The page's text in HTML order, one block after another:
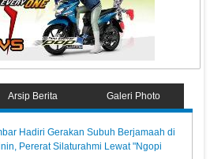
Arsip Berita Galeri Photo
Hadiri Gerakan Subuh Berjamaah di
Pererat Silaturahmi Lewat "Ngopi